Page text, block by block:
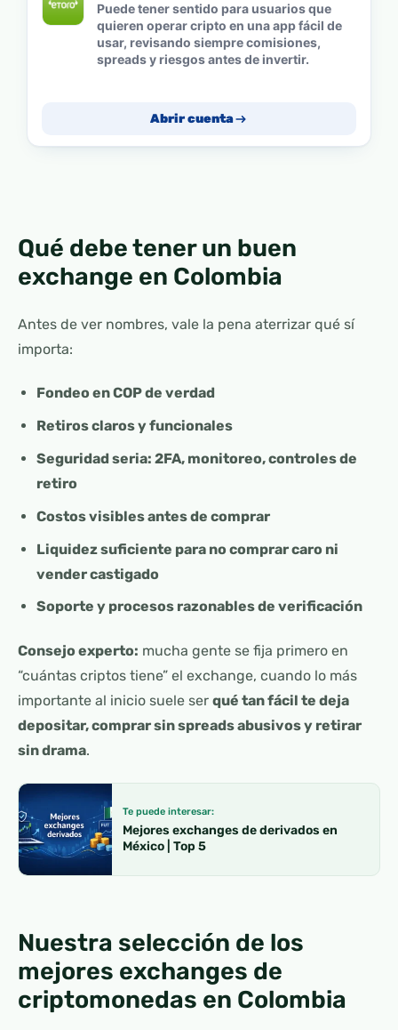
Puede tener sentido para usuarios que
quieren operar cripto en una app fácil de
usar, revisando siempre comisiones,
spreads y riesgos antes de invertir.
Abrir cuenta
Qué debe tener un buen
exchange en Colombia
Antes de ver nombres, vale la pena aterrizar qué sí
importa:
Fondeo en COP de verdad
Retiros claros y funcionales
Seguridad seria: 2FA, monitoreo, controles de
retiro
Costos visibles antes de comprar
Liquidez suficiente para no comprar caro ni
vender castigado
Soporte y procesos razonables de verificación
Consejo experto: mucha gente se fija primero en
“cuántas criptos tiene” el exchange, cuando lo más
importante al inicio suele ser qué tan fácil te deja
depositar, comprar sin spreads abusivos y retirar
sin drama.
Te puede interesar:
Mejores exchanges de derivados en
México | Top 5
Nuestra selección de los
mejores exchanges de
criptomonedas en Colombia